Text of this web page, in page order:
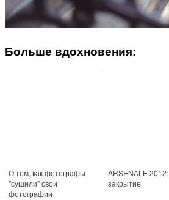
Больше вдохновения:
О том, как фотографы
"сушили" свои
фотографии
ARSENALE 2012:
закрытие